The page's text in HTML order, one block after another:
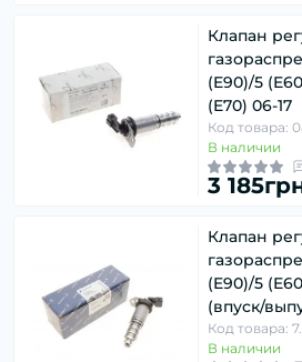
Клапан
(E90)/5
(E70) 06-17
Код товара:
В наличии
3
Клапан
(E90)/5
(впуск/
Код товара:
В наличии